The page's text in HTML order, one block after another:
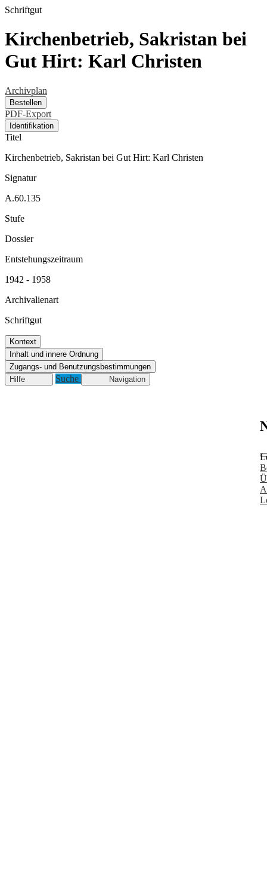
Schriftgut
Kirchenbetrieb, Sakristan bei
Gut Hirt: Karl Christen
Archivplan
Bestellen
PDF-Export
Identifikation
Titel
Kirchenbetrieb, Sakristan bei Gut Hirt: Karl Christen
Signatur
A.60.135
Stufe
Dossier
Entstehungszeitraum
1942 - 1958
Archivalienart
Schriftgut
Kontext
Inhalt und innere Ordnung
Zugangs- und Benutzungsbestimmungen
Hilfe
Suche Navigation